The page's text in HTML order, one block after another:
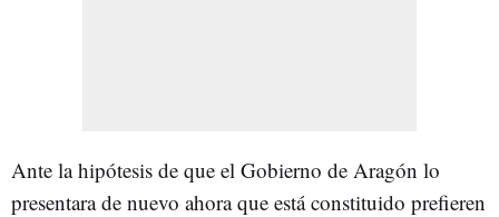
Ante la hipótesis de que el Gobierno de Aragón lo
presentara de nuevo ahora que está constituido prefieren